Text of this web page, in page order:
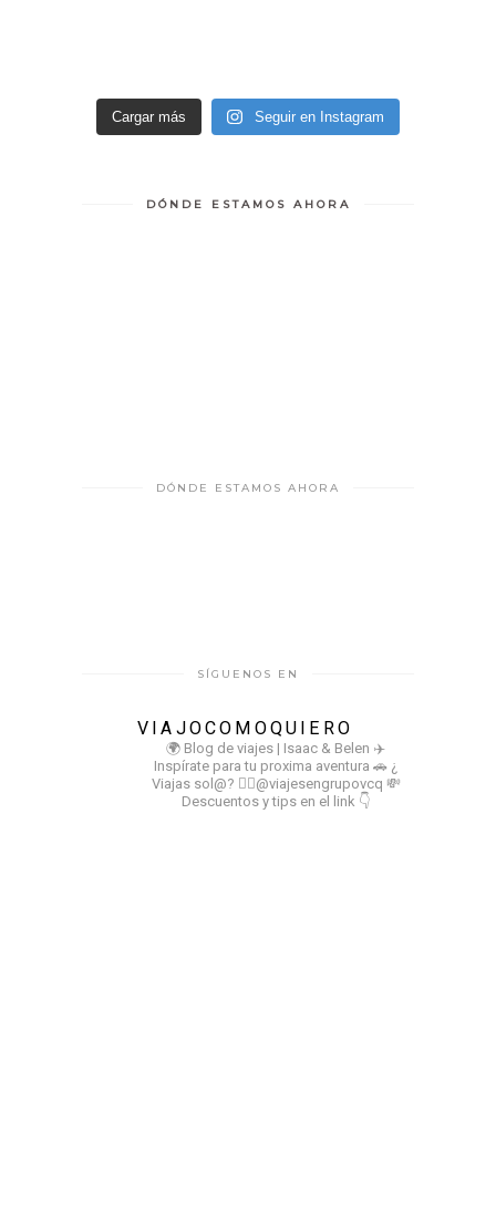
Cargar más Seguir en Instagram
DÓNDE ESTAMOS AHORA
DÓNDE ESTAMOS AHORA
SÍGUENOS EN
VIAJOCOMOQUIERO
🌍 Blog de viajes | Isaac & Belen ✈️
Inspírate para tu proxima aventura 🚗 ¿
Viajas sol@? 👉🏻@viajesengrupovcq 💸
Descuentos y tips en el link 👇